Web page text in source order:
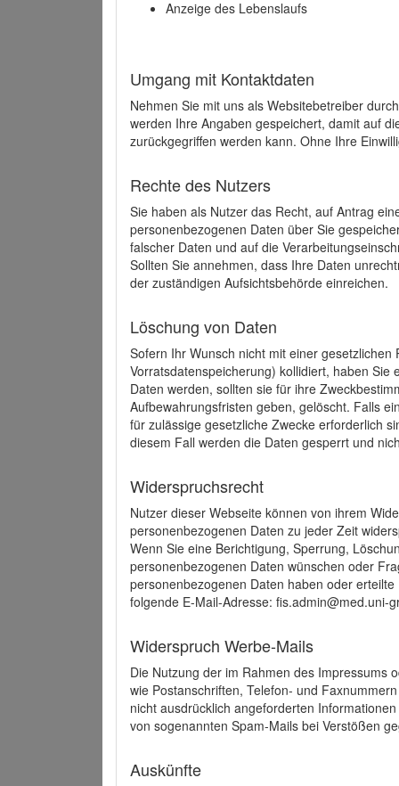
Anzeige des Lebenslaufs
Umgang mit Kontaktdaten
Nehmen Sie mit uns als Websitebetreiber
werden Ihre Angaben gespeichert, damit auf
zurückgegriffen werden kann. Ohne Ihre
Rechte des Nutzers
Sie haben als Nutzer das Recht, auf Antrag
personenbezogenen Daten über Sie
falscher Daten und auf die
Sollten Sie annehmen, dass Ihre Daten
der zuständigen Aufsichtsbehörde einreichen.
Löschung von Daten
Sofern Ihr Wunsch nicht mit einer
Vorratsdatenspeicherung) kollidiert, haben
Daten werden, sollten sie für ihre
Aufbewahrungsfristen geben, gelöscht. Falls
für zulässige gesetzliche Zwecke erforderlich
diesem Fall werden die Daten gesperrt und
Widerspruchsrecht
Nutzer dieser Webseite können von ihrem
personenbezogenen Daten zu jeder Zeit
Wenn Sie eine Berichtigung, Sperrung,
personenbezogenen Daten wünschen oder
personenbezogenen Daten haben oder
folgende E-Mail-Adresse: fis.admin@med.uni-
Widerspruch Werbe-Mails
Die Nutzung der im Rahmen des Impressums
wie Postanschriften, Telefon- und
nicht ausdrücklich angeforderten
von sogenannten Spam-Mails bei Verstößen
Auskünfte